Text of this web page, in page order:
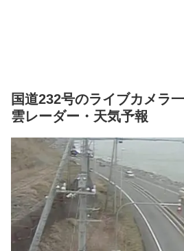
国道232号のライブカメラ
雲レーダー・天気予報